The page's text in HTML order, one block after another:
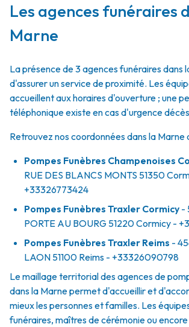
Les agences funéraires
Marne
La présence de 3 agences funéraires dans
d'assurer un service de proximité. Les
accueillent aux horaires d'ouverture ; une
téléphonique existe en cas d'urgence
Retrouvez nos coordonnées dans la Marne
Pompes Funèbres Champenoises
RUE DES BLANCS MONTS 51350
+33326773424
Pompes Funèbres Traxler Cormicy -
PORTE AU BOURG 51220Cormicy -
Pompes Funèbres Traxler Reims -
LAON 51100 Reims - +33326090798
Le maillage territorial des agences de
dans la Marne permet d'accueillir et
mieux les personnes et familles. Les
funéraires, maîtres de cérémonie ou